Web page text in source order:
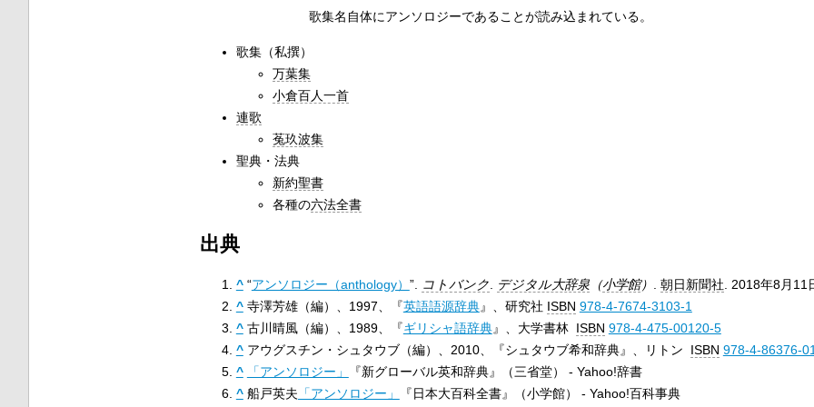
歌集名自体にアンソロジーであることが読み込まれている。
歌集（私撰）
万葉集
小倉百人一首
連歌
菟玖波集
聖典・法典
新約聖書
各種の六法全書
出典
^ “アンソロジー（anthology） ”. コトバンク. デジタル大辞泉（小学館） . 朝日新聞社. 2018年8月11
^ 寺澤芳雄（編）、1997、『英語語源辞典』、研究社 ISBN 978-4-7674-3103-1
^ 古川晴風（編）、1989、『ギリシャ語辞典』、大学書林 ISBN 978-4-475-00120-5
^ アウグスチン・シュタウブ（編）、2010、『シュタウブ希和辞典』、リトン ISBN 978-4-86376-
^
「アンソロジー」
『新グローバル英和辞典』（三省堂） - Yahoo!辞書
^ 船戸英夫 「アンソロジー」 『日本大百科全書』（小学館） - Yahoo!百科事典